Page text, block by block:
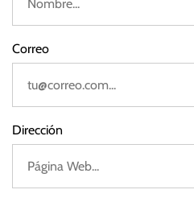
t
a
t
Correo
Dirección